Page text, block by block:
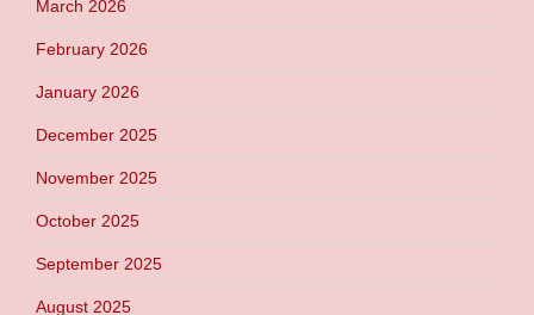
March 2026
February 2026
January 2026
December 2025
November 2025
October 2025
September 2025
August 2025